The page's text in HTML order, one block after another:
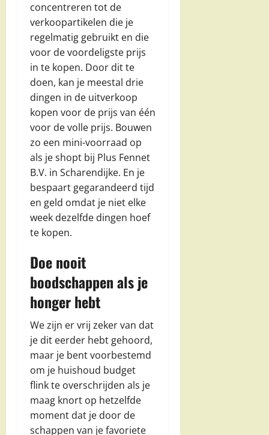
concentreren tot de
verkoopartikelen die je
regelmatig gebruikt en die
voor de voordeligste prijs
in te kopen. Door dit te
doen, kan je meestal drie
dingen in de uitverkoop
kopen voor de prijs van één
voor de volle prijs. Bouwen
zo een mini-voorraad op
als je shopt bij Plus Fennet
B.V. in Scharendijke. En je
bespaart gegarandeerd tijd
en geld omdat je niet elke
week dezelfde dingen hoef
te kopen.
Doe nooit
boodschappen als je
honger hebt
We zijn er vrij zeker van dat
je dit eerder hebt gehoord,
maar je bent voorbestemd
om je huishoud budget
flink te overschrijden als je
maag knort op hetzelfde
moment dat je door de
schappen van je favoriete